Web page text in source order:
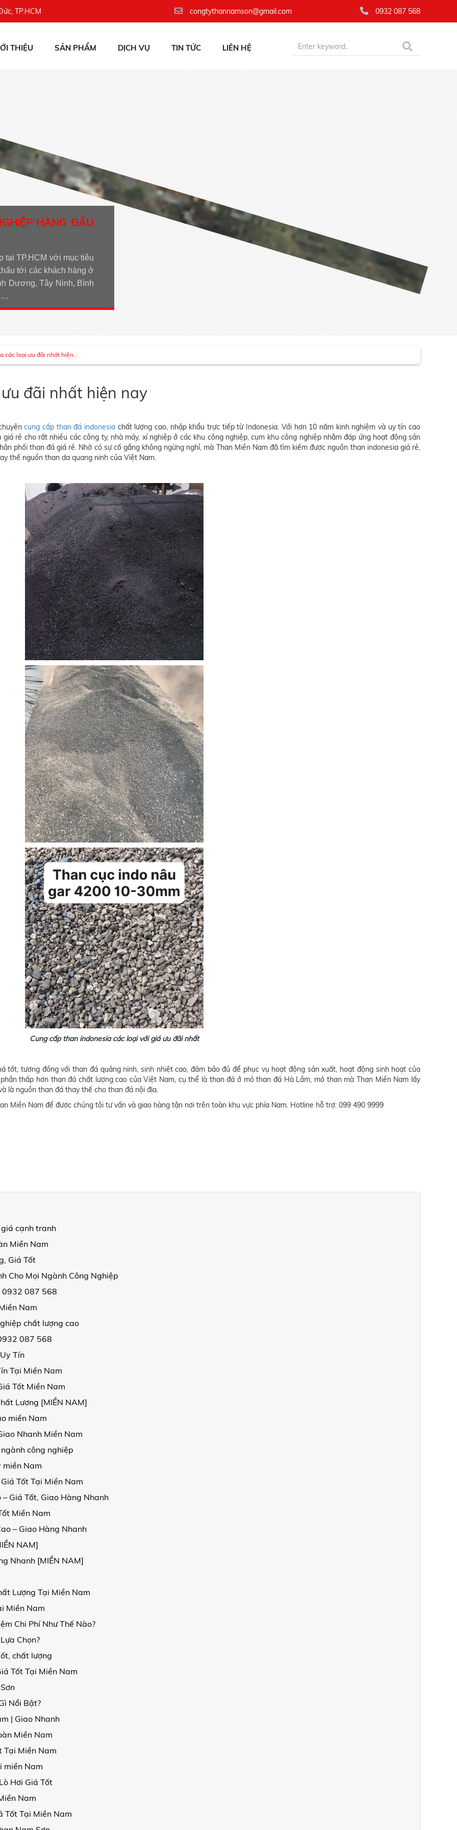
TP.HCM congtythannamson@gmail.com 0932 087 568
THIỆU SẢN PHẨM DỊCH VỤ TIN TỨC LIÊN HỆ
HÀNG ĐẦU
tại TP.HCM với mục tiêu
tới các khách hàng ở
Dương, Tây Ninh, Bình
các loại ưu đãi nhất hiện...
đãi nhất hiện nay
cung cấp than đá indonesiachất lượng cao, nhập khẩu trực tiếp từ Indonesia. Với hơn 10 năm kinh nghiệm và uy tín cao
rẻ cho rất nhiều các công ty, nhà máy, xí nghiệp ở các khu công nghiệp, cụm khu công nghiệp nhằm đáp ứng hoạt động sản
phối than đá giá rẻ. Nhờ có sự cố gắng không ngừng nghỉ, mà Than Miền Nam đã tìm kiếm được nguồn than indonesia giá rẻ,
thế nguồn than da quang ninh của Việt Nam.
Cung cấp than indonesia các loại với giá ưu đãi nhất
tốt, tương đồng với than đá quảng ninh, sinh nhiệt cao, đảm bảo đủ để phục vụ hoạt động sản xuất, hoạt động sinh hoạt của
thấp hơn than đá chất lượng cao của Việt Nam, cụ thể là than đá ở mỏ than đá Hà Lầm, mỏ than mà Than Miền Nam lấy
là nguồn than đá thay thế cho than đá nội địa.
Miền Nam để được chúng tôi tư vấn và giao hàng tận nơi trên toàn khu vực phía Nam. Hotline hỗ trợ: 099 490 9999
cạnh tranh
Miền Nam
Giá Tốt
Cho Mọi Ngành Công Nghiệp
0932 087 568
Nam
chất lượng cao
087 568
Tín
Tại Miền Nam
Tốt Miền Nam
Lượng [MIỀN NAM]
miền Nam
Nhanh Miền Nam
công nghiệp
miền Nam
Tốt Tại Miền Nam
Giá Tốt, Giao Hàng Nhanh
Miền Nam
– Giao Hàng Nhanh
NAM]
Nhanh [MIỀN NAM]
Lượng Tại Miền Nam
Miền Nam
Chi Phí Như Thế Nào?
Chọn?
chất lượng
Tốt Tại Miền Nam
Nổi Bật?
| Giao Nhanh
Miền Nam
Tại Miền Nam
miền Nam
Hơi Giá Tốt
Nam
Tốt Tại Miền Nam